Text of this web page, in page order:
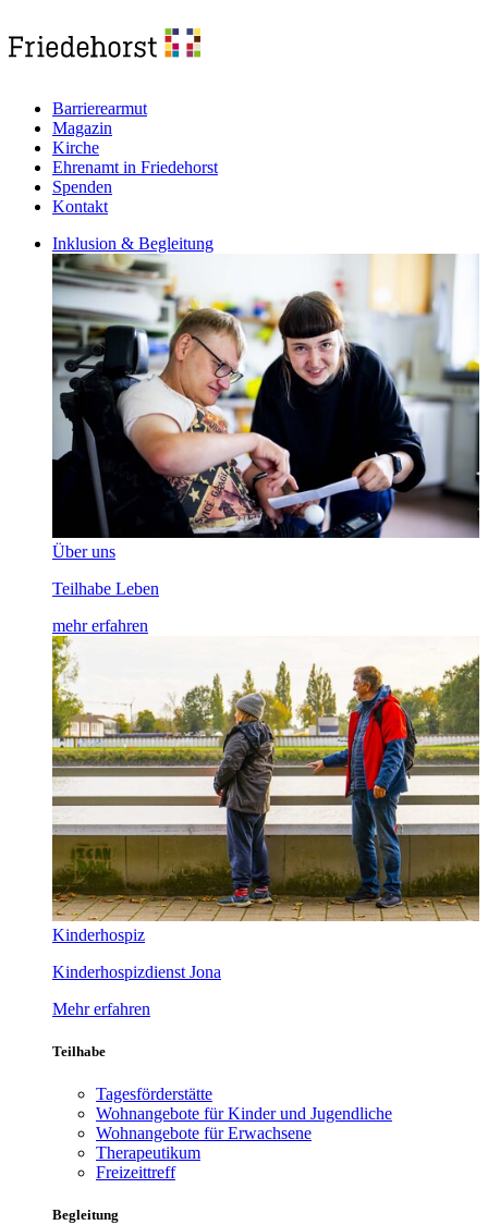
Barrierearmut
Magazin
Kirche
Ehrenamt in Friedehorst
Spenden
Kontakt
Inklusion & Begleitung
Über uns
Teilhabe Leben
mehr erfahren
Kinderhospiz
Kinderhospizdienst Jona
Mehr erfahren
Teilhabe
Tagesförderstätte
Wohnangebote für Kinder und Jugendliche
Wohnangebote für Erwachsene
Therapeutikum
Freizeittreff
Begleitung